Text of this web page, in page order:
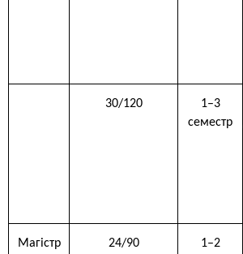
30/120
1–3
семестр
Магістр 24/90
1–2